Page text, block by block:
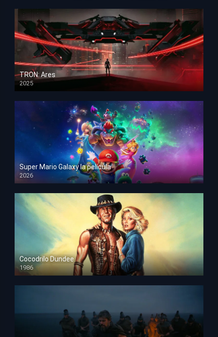
TRON: Ares
2025
HD 1080p
Super Mario Galaxy la película
2026
HD 1080p
Cocodrilo Dundee
1986
HD 1080p